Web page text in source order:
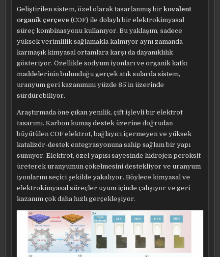
Geliştirilen sistem, özel olarak tasarlanmış birkovalent
organik çerçeve (COF) ile dolaylı bir elektrokimyasal
süreç kombinasyonu kullanıyor. Bu yaklaşım, sadece
yüksek verimlilik sağlamakla kalmıyor aynı zamanda
karmaşık kimyasal ortamlara karşı da dayanıklılık
gösteriyor. Özellikle sodyum iyonları ve organik katkı
maddelerinin bulunduğu gerçek atık sularda sistem,
uranyum geri kazanımını yüzde 85’in üzerinde
sürdürebiliyor.
Araştırmada öne çıkan yenilik, çift işlevli bir elektrot
tasarımı. Karbon kumaş destek üzerine doğrudan
büyütülen COF elektrot, bağlayıcı içermeyen ve yüksek
katalizör-destek entegrasyonuna sahip sağlam bir yapı
sunuyor. Elektrot, özel yapısı sayesinde hidrojen peroksit
üreterek uranyumun çökelmesini destekliyor ve uranyum
iyonlarını seçici şekilde yakalıyor. Böylece kimyasal ve
elektrokimyasal süreçler uyum içinde çalışıyor ve geri
kazanım çok daha hızlı gerçekleşiyor.